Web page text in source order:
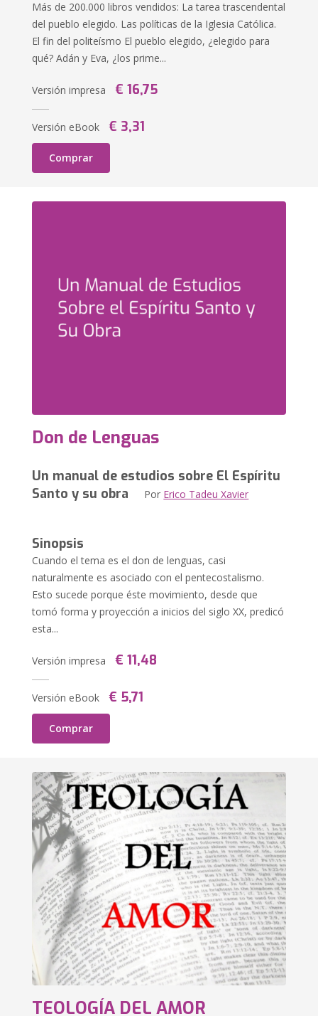
Más de 200.000 libros vendidos: La tarea trascendental
del pueblo elegido. Las políticas de la Iglesia Católica.
El fin del politeísmo El pueblo elegido, ¿elegido para
qué? Adán y Eva, ¿los prime...
Versión impresa € 16,75
Versión eBook € 3,31
Comprar
Don de Lenguas
Un manual de estudios sobre El Espíritu
Santo y su obra Por Erico Tadeu Xavier
Sinopsis
Cuando el tema es el don de lenguas, casi
naturalmente es asociado con el pentecostalismo.
Esto sucede porque éste movimiento, desde que
tomó forma y proyección a inicios del siglo XX, predicó
esta...
Versión impresa € 11,48
Versión eBook € 5,71
Comprar
TEOLOGÍA DEL AMOR